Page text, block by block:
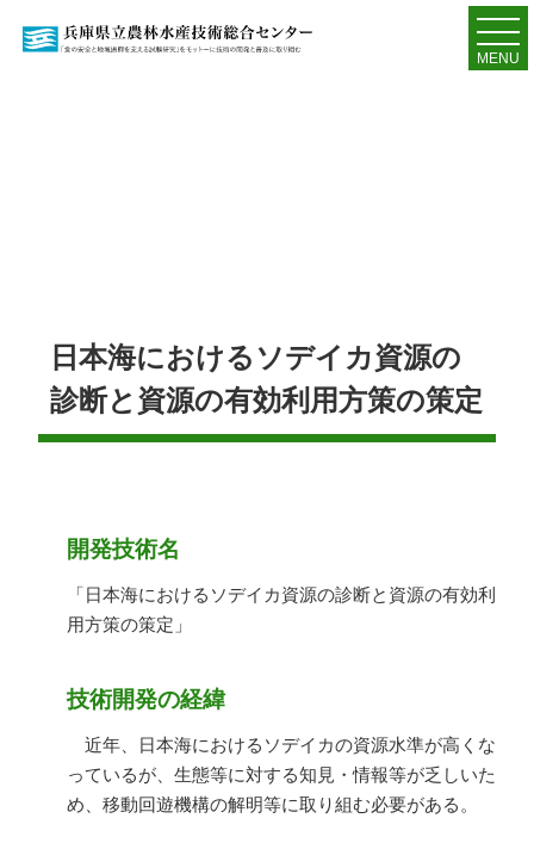
MENU
日本海におけるソデイカ資源の
診断と資源の有効利用方策の策定
開発技術名
「日本海におけるソデイカ資源の診断と資源の有効利
用方策の策定」
技術開発の経緯
近年、日本海におけるソデイカの資源水準が高くな
っているが、生態等に対する知見・情報等が乏しいた
め、移動回遊機構の解明等に取り組む必要がある。